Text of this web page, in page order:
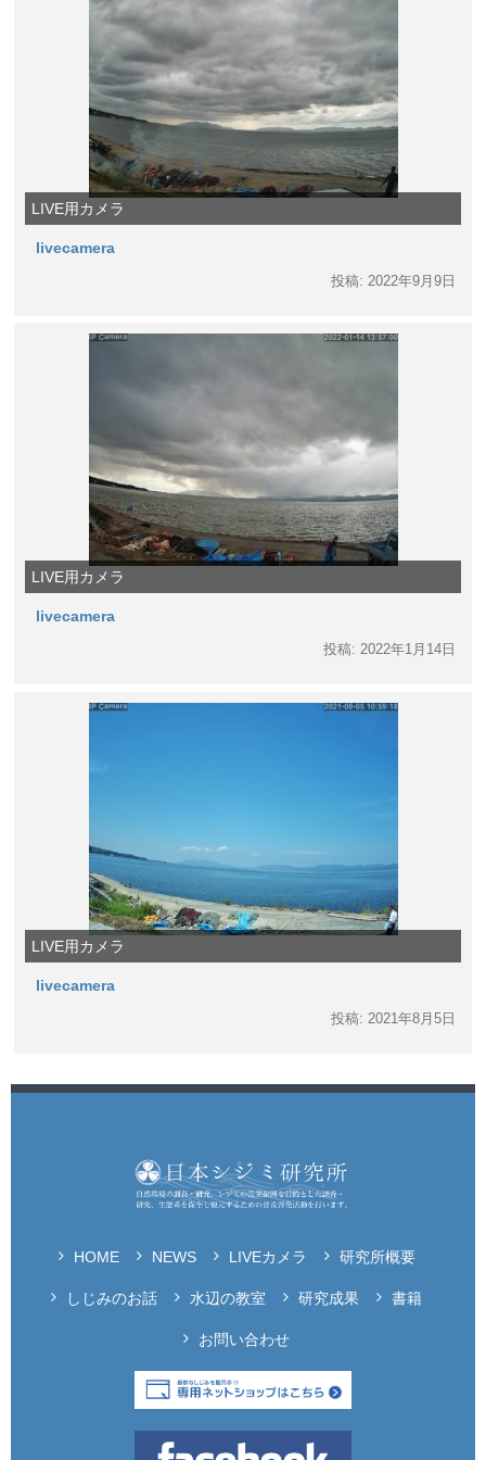
LIVE用カメラ
livecamera
投稿: 2022年9月9日
LIVE用カメラ
livecamera
投稿: 2022年1月14日
LIVE用カメラ
livecamera
投稿: 2021年8月5日
HOME NEWS LIVEカメラ 研究所概要
しじみのお話 水辺の教室 研究成果 書籍
お問い合わせ